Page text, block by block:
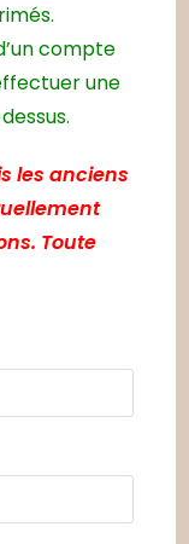
compte
une
les anciens
Toute